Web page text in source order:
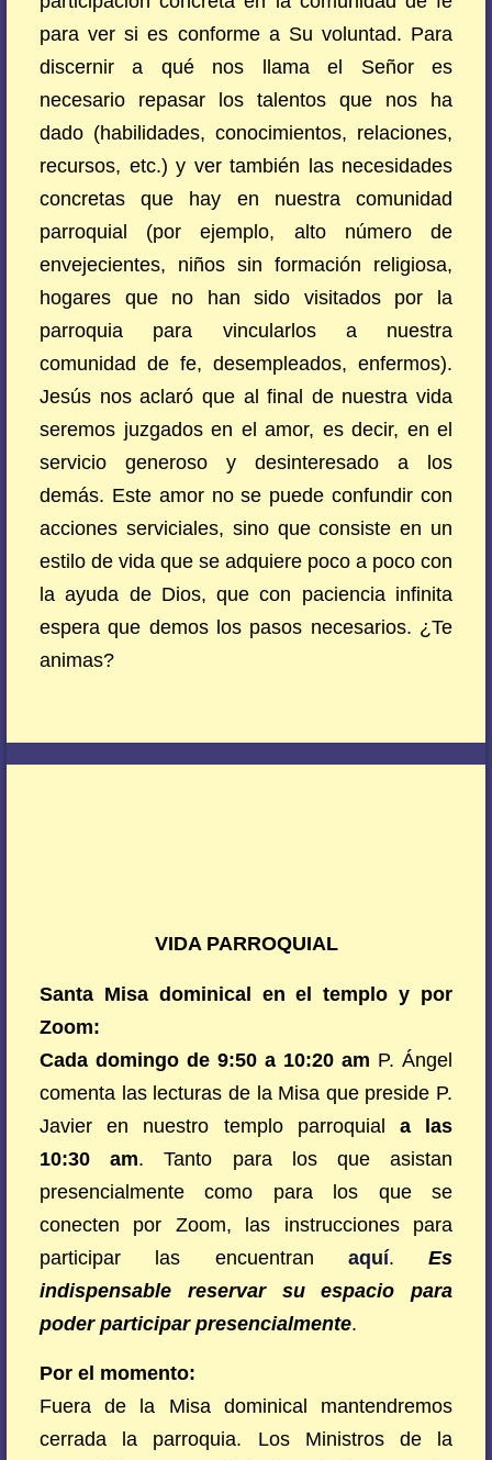
para ver si es conforme a Su voluntad. Para
discernir a qué nos llama el Señor es
necesario repasar los talentos que nos ha
dado (habilidades, conocimientos, relaciones,
recursos, etc.) y ver también las necesidades
concretas que hay en nuestra comunidad
parroquial (por ejemplo, alto número de
envejecientes, niños sin formación religiosa,
hogares que no han sido visitados por la
parroquia para vincularlos a nuestra
comunidad de fe, desempleados, enfermos).
Jesús nos aclaró que al final de nuestra vida
seremos juzgados en el amor, es decir, en el
servicio generoso y desinteresado a los
demás. Este amor no se puede confundir con
acciones serviciales, sino que consiste en un
estilo de vida que se adquiere poco a poco con
la ayuda de Dios, que con paciencia infinita
espera que demos los pasos necesarios. ¿Te
animas?
VIDA PARROQUIAL
Santa Misa dominical en el templo y por
Zoom:
Cada domingo de 9:50 a 10:20 am P. Ángel
comenta las lecturas de la Misa que preside P.
Javier en nuestro templo parroquial a las
10:30 am. Tanto para los que asistan
presencialmente como para los que se
conecten por Zoom, las instrucciones para
participar las encuentran aquí. Es
indispensable reservar su espacio para
poder participar presencialmente.
Por el momento:
Fuera de la Misa dominical mantendremos
cerrada la parroquia. Los Ministros de la